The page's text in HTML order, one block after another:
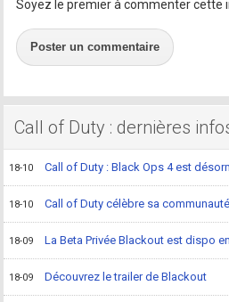
Soyez le premier à commenter cette
Poster un commentaire
Call of Duty : dernières
18-10 Call of Duty : Black Ops 4 est
18-10 Call of Duty célèbre sa
18-09 La Beta Privée Blackout est dispo
18-09 Découvrez le trailer de Blackout